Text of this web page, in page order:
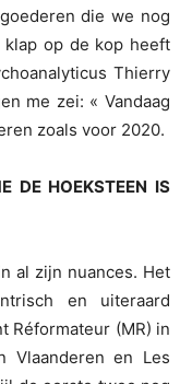
die we nog
op de kop heeft
Thierry
me zei: « Vandaag
zoals voor 2020.
DE HOEKSTEEN IS
al zijn nuances. Het
en uiteraard
Réformateur (MR) in
Vlaanderen en Les